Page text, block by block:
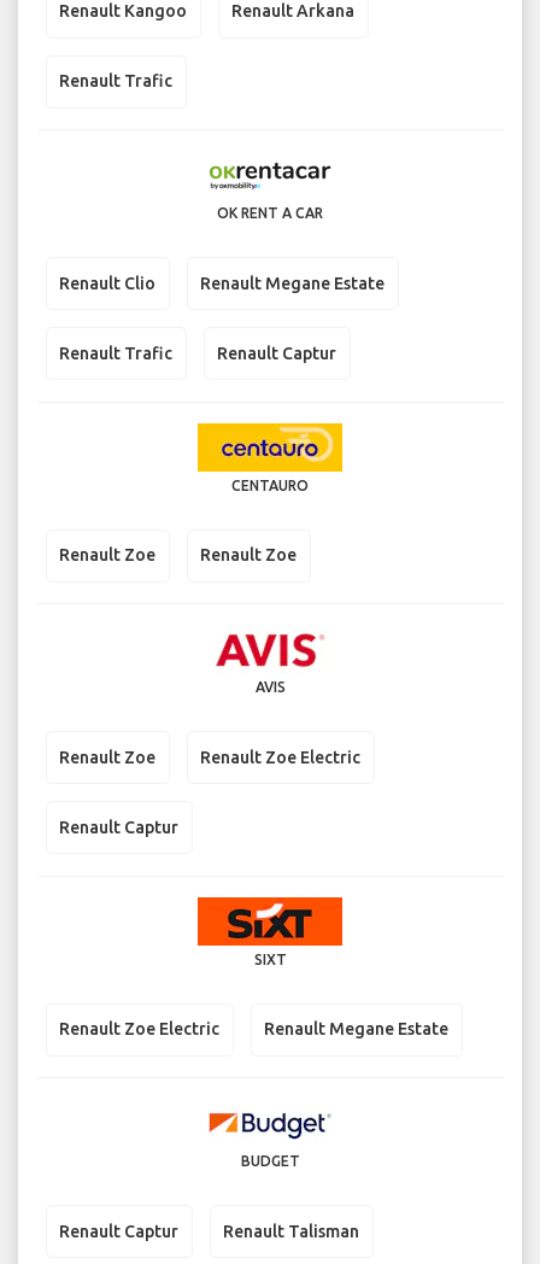
Renault Kangoo Renault Arkana
Renault Trafic
OK RENT A CAR
Renault Clio Renault Megane Estate
Renault Trafic Renault Captur
CENTAURO
Renault Zoe Renault Zoe
AVIS
Renault Zoe Renault Zoe Electric
Renault Captur
SIXT
Renault Zoe Electric Renault Megane Estate
BUDGET
Renault Captur Renault Talisman